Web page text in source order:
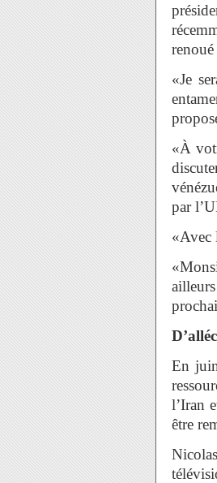
«Je
«À
par
«Avec
En
l’Iran
être